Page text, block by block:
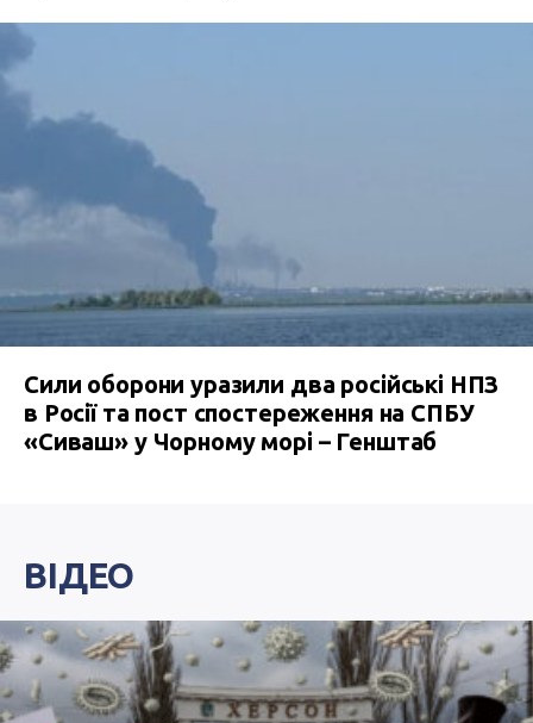
Сили оборони уразили два російські НПЗ
в Росії та пост спостереження на СПБУ
«Сиваш» у Чорному морі – Генштаб
ВІДЕО